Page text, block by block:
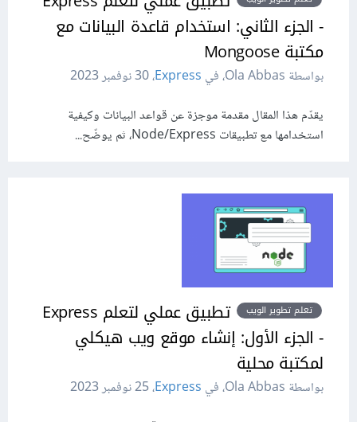
- الجزء الثاني: استخدام قاعدة البيانات مع
مكتبة Mongoose
بواسطة Ola Abbas، في Express،30 نوفمبر 2023
يقدّم هذا المقال مقدمة موجزة عن قواعد البيانات وكيفية
استخدامها مع تطبيقات Node/Express، ثم يوضّح...
تعلم تطوير الويب
تطبيق عملي لتعلم Express
- الجزء الأول: إنشاء موقع ويب هيكلي
لمكتبة محلية
بواسطة Ola Abbas، في Express،25 نوفمبر 2023